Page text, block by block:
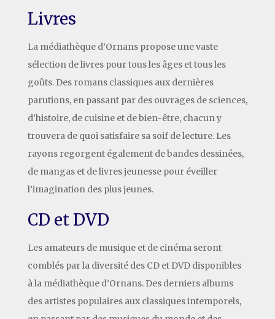
Livres
La médiathèque d’Ornans propose une vaste
sélection de livres pour tous les âges et tous les
goûts. Des romans classiques aux dernières
parutions, en passant par des ouvrages de sciences,
d’histoire, de cuisine et de bien-être, chacun y
trouvera de quoi satisfaire sa soif de lecture. Les
rayons regorgent également de bandes dessinées,
de mangas et de livres jeunesse pour éveiller
l’imagination des plus jeunes.
CD et DVD
Les amateurs de musique et de cinéma seront
comblés par la diversité des CD et DVD disponibles
à la médiathèque d’Ornans. Des derniers albums
des artistes populaires aux classiques intemporels,